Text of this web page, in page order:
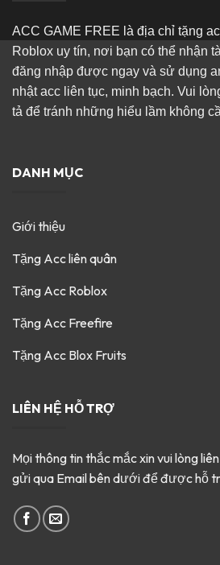
ACC GAME FREE là địa chỉ tặng
Roblox uy tín, nơi bạn có thể nhận
đăng nhập được ngay và sử dụng
nhật acc liên tục, minh bạch. Vui
tả để tránh những hiểu lầm không
DANH MỤC
Giới thiệu
Tặng Acc liên quân
Tặng Acc Roblox
Tặng Acc Freefire
Tặng Acc Blox Fruits
LIÊN HỆ HỖ TRỢ
Mọi thông tin thắc mắc xin vui lòng
gửi qua Email bên dưới để được hỗ